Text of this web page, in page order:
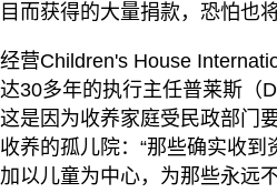
目而获得的大量捐款，恐怕也
经营Children's House
达30多年的执行主任普莱斯（
这是因为收养家庭受民政部门
收养的孤儿院：“那些确实收到
加以儿童为中心，为那些永远